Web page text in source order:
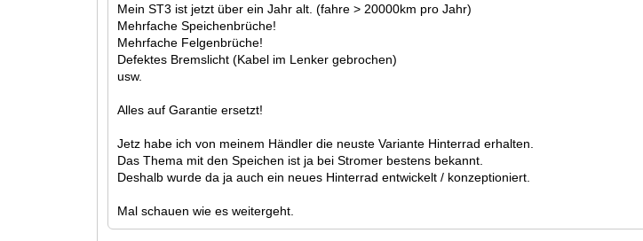
Mein ST3 ist jetzt über ein Jahr alt. (fahre > 20000km pro Jahr)
Mehrfache Speichenbrüche!
Mehrfache Felgenbrüche!
Defektes Bremslicht (Kabel im Lenker gebrochen)
usw.
Alles auf Garantie ersetzt!
Jetz habe ich von meinem Händler die neuste Variante Hinterrad erhalten.
Das Thema mit den Speichen ist ja bei Stromer bestens bekannt.
Deshalb wurde da ja auch ein neues Hinterrad entwickelt / konzeptioniert.
Mal schauen wie es weitergeht.